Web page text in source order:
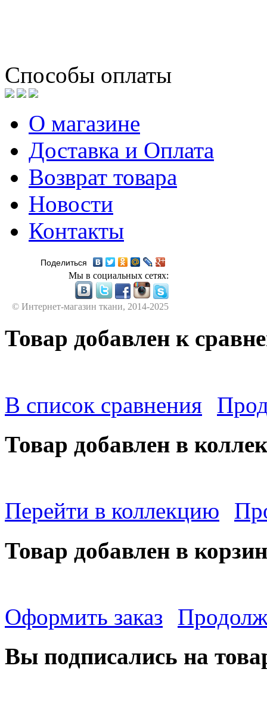
Способы оплаты
О магазине
Доставка и Оплата
Возврат товара
Новости
Контакты
Поделиться
Мы в социальных сетях:
© Интернет-магазин ткани, 2014-2025
Товар добавлен к
В список сравнения
Товар добавлен в
Перейти в коллекцию
Товар добавлен в
Оформить заказ
Вы подписались на